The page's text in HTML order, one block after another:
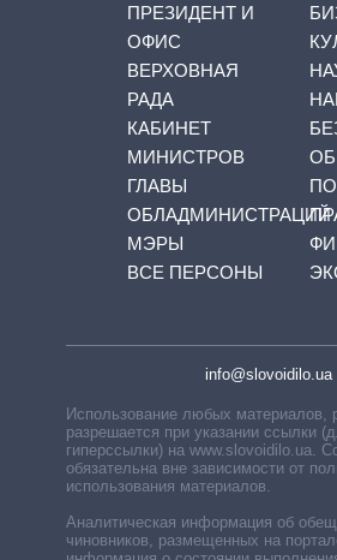
ПРЕЗИДЕНТ И
ОФИС
ВЕРХОВНАЯ
РАДА
КАБИНЕТ
МИНИСТРОВ
ГЛАВЫ
ОБЛАДМИНИСТРАЦИЙ
МЭРЫ
ВСЕ ПЕРСОНЫ
info@slovoidilo.ua
Использование любых материалов,
разрешается при указании ссылки
гиперссылки) на www.slovoidilo.ua.
обязательна вне зависимости от
использования материалов.
Аналитическая информация об
чиновников, размещенных на